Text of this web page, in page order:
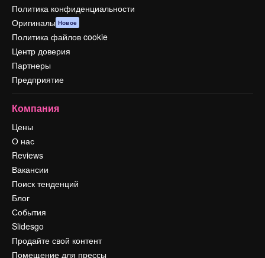
Политика конфиденциальности
Оригиналы Новое
Политика файлов cookie
Центр доверия
Партнеры
Предприятие
Компания
Цены
О нас
Reviews
Вакансии
Поиск тенденций
Блог
События
Slidesgo
Продайте свой контент
Помещение для прессы